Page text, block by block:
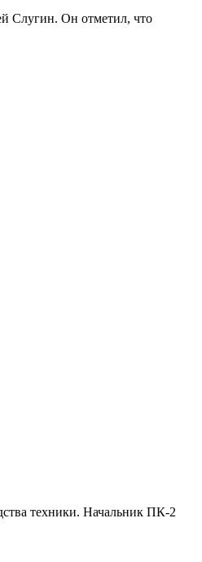
Слугин. Он отметил, что
техники. Начальник ПК-2